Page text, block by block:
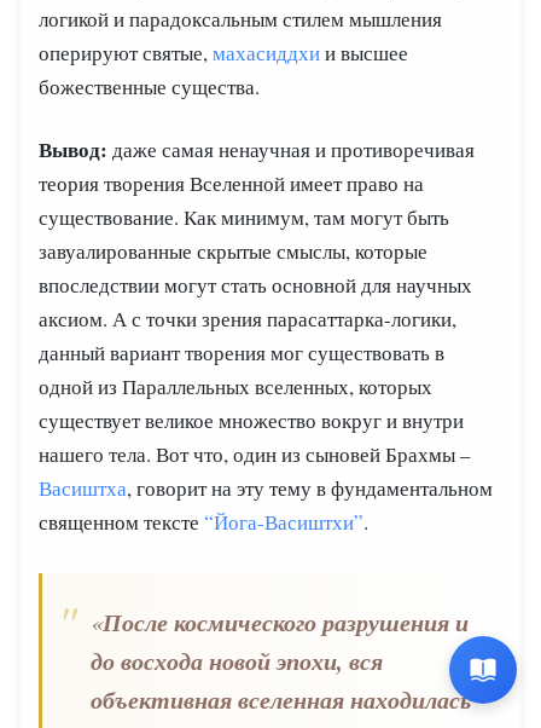
логикой и парадоксальным стилем мышления
оперируют святые,махасиддхии высшее
божественные существа.
Вывод: даже самая ненаучная и противоречивая
теория творения Вселенной имеет право на
существование. Как минимум, там могут быть
завуалированные скрытые смыслы, которые
впоследствии могут стать основной для научных
аксиом. А с точки зрения парасаттарка-логики,
данный вариант творения мог существовать в
одной из Параллельных вселенных, которых
существует великое множество вокруг и внутри
нашего тела. Вот что, один из сыновей Брахмы–
Васиштха, говорит на эту тему в фундаментальном
священном тексте “Йога-Васиштхи”.
«После космического разрушения и
до восхода новой эпохи, вся
объективная вселенная находилась